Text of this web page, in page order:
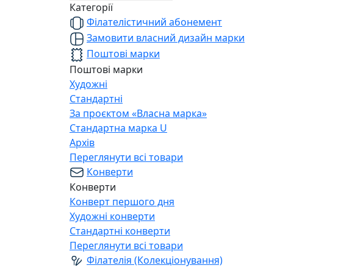
Категорії
Філателістичний абонемент
Замовити власний дизайн марки
Поштові марки
Поштові марки
Художні
Стандартні
За проєктом «Власна марка»
Стандартна марка U
Архів
Переглянути всі товари
Конверти
Конверти
Конверт першого дня
Художні конверти
Стандартні конверти
Переглянути всі товари
Філателія (Колекціонування)